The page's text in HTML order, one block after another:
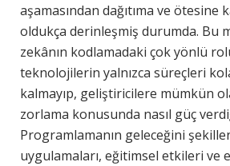
aşamasından dağıtıma ve ötesine
oldukça derinleşmiş durumda. Bu
zekânın kodlamadaki çok yönlü
teknolojilerin yalnızca süreçleri
kalmayıp, geliştiricilere mümkün
zorlama konusunda nasıl güç
Programlamanın geleceğini
uygulamaları, eğitimsel etkileri ve